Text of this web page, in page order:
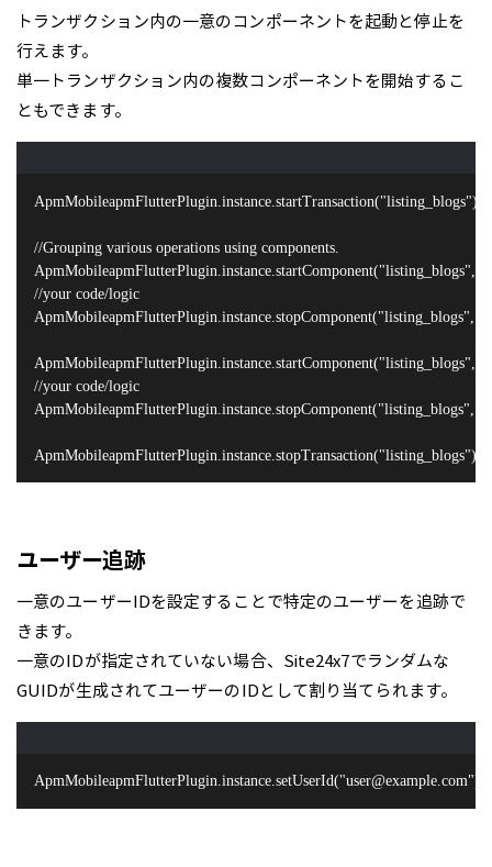
トランザクション内の一意のコンポーネントを起動と停止を
行えます。
単一トランザクション内の複数コンポーネントを開始するこ
ともできます。
ApmMobileapmFlutterPlugin.instance.startTransaction("listing_blogs");
//Grouping various operations using components.
ApmMobileapmFlutterPlugin.instance.startComponent("listing_blogs",
//your code/logic
ApmMobileapmFlutterPlugin.instance.stopComponent("listing_blogs",
ApmMobileapmFlutterPlugin.instance.startComponent("listing_blogs",
//your code/logic
ApmMobileapmFlutterPlugin.instance.stopComponent("listing_blogs",
ApmMobileapmFlutterPlugin.instance.stopTransaction("listing_blogs");
ユーザー追跡
一意のユーザーIDを設定することで特定のユーザーを追跡で
きます。
一意のIDが指定されていない場合、Site24x7でランダムな
GUIDが生成されてユーザーのIDとして割り当てられます。
ApmMobileapmFlutterPlugin.instance.setUserId("user@example.com");